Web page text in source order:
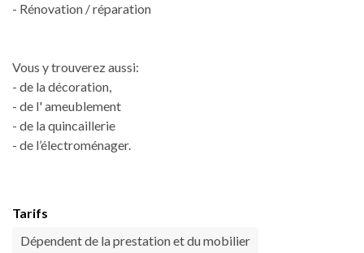
- Rénovation / réparation
Vous y trouverez aussi:
- de la décoration,
- de l' ameublement
- de la quincaillerie
- de l’électroménager.
Tarifs
Dépendent de la prestation et du mobilier